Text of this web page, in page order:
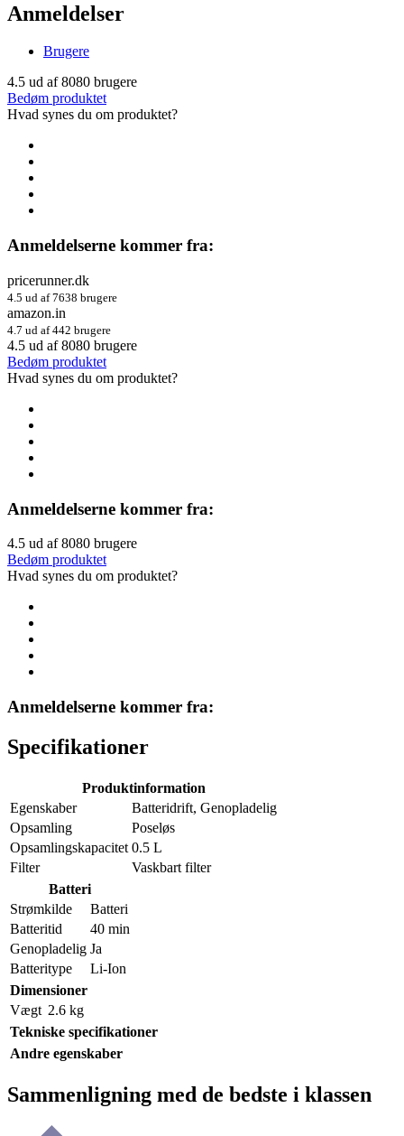
Anmeldelser
Brugere
4.5 ud af8080 brugere
Bedøm produktet
Hvad synes du om produktet?
Anmeldelserne kommer fra:
pricerunner.dk
4.5 ud af 7638 brugere
amazon.in
4.7 ud af 442 brugere
4.5 ud af8080 brugere
Bedøm produktet
Hvad synes du om produktet?
Anmeldelserne kommer fra:
4.5 ud af8080 brugere
Bedøm produktet
Hvad synes du om produktet?
Anmeldelserne kommer fra:
Specifikationer
Produktinformation
Egenskaber
Batteridrift, Genopladelig
Opsamling
Poseløs
Opsamlingskapacitet 0.5 L
Filter
Vaskbart filter
Batteri
Strømkilde
Batteri
Batteritid
40 min
Genopladelig Ja
Batteritype
Li-Ion
Dimensioner
Vægt 2.6 kg
Tekniske specifikationer
Andre egenskaber
Sammenligning med de bedste i klassen